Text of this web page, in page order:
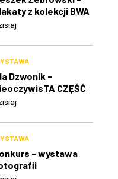
z kolekcji BWA
Rzeszowie
Dzwonik -
CZĘŚĆ
- wystawa